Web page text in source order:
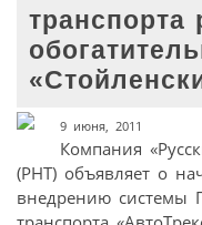
транспорта
9 июня, 2011
Компания
(РНТ) объявляет о
внедрению системы